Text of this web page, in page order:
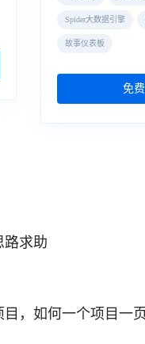
Spider大数据引擎
故事仪表板
免
路求助
，如何一个项目一